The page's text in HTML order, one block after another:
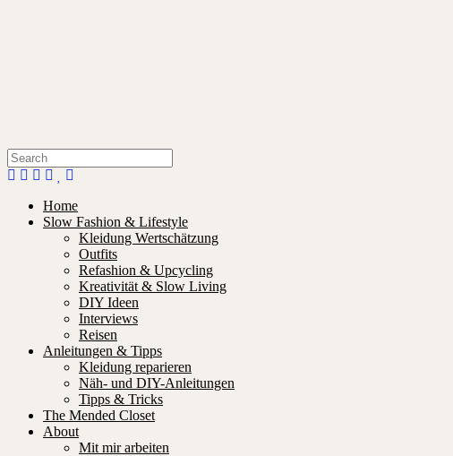
Home
Slow Fashion & Lifestyle
Kleidung Wertschätzung
Outfits
Refashion & Upcycling
Kreativität & Slow Living
DIY Ideen
Interviews
Reisen
Anleitungen & Tipps
Kleidung reparieren
Näh- und DIY-Anleitungen
Tipps & Tricks
The Mended Closet
About
Mit mir arbeiten